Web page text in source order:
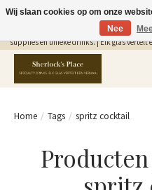
Gratis Verzending in NL vanaf €75,- |
supplies en unieke drinks. | Elk glas vertelt
Home / Tags / spritz cocktail
Wij slaan cookies op om onze
Nee